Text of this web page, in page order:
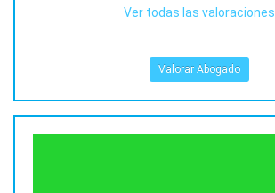
Ver todas las valoraciones
Valorar Abogado